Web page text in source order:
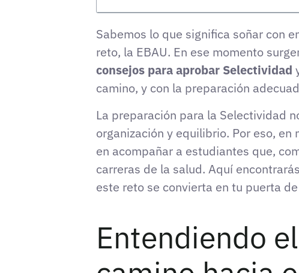
Sabemos lo que significa soñar con
reto, la EBAU. En ese momento
consejos para aprobar Selectividad
camino, y con la preparación
La preparación para la Selectividad
organización y equilibrio. Por eso, en
en acompañar a estudiantes que,
carreras de la salud. Aquí
este reto se convierta en tu puerta
Entendiendo